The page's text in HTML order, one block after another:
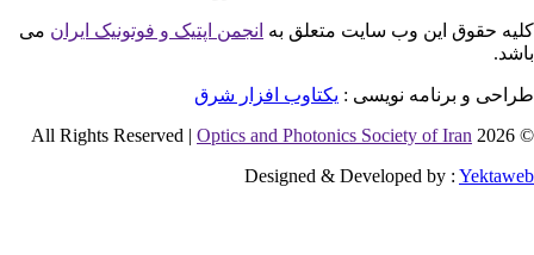
حقوق این وب سایت متعلق بهانجمن اپتیک و فوتونیک ایران می
و برنامه نویسی : یکتاوب افزار شرق
©
Optics and Photonics Society of Iran
Designed & Developed by :